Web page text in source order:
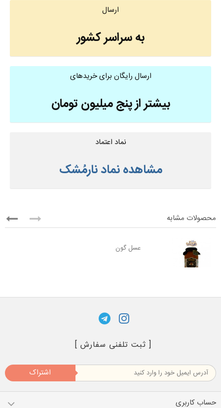
ارسال
به سراسر کشور
ارسال رایگان برای خریدهای
بیشتر از پنج میلیون تومان
نماد اعتماد
مشاهده نماد نارمُشک
محصولات مشابه
عسل گون
[ ثبت تلفنی سفارش ]
اشتراک
حساب کاربری